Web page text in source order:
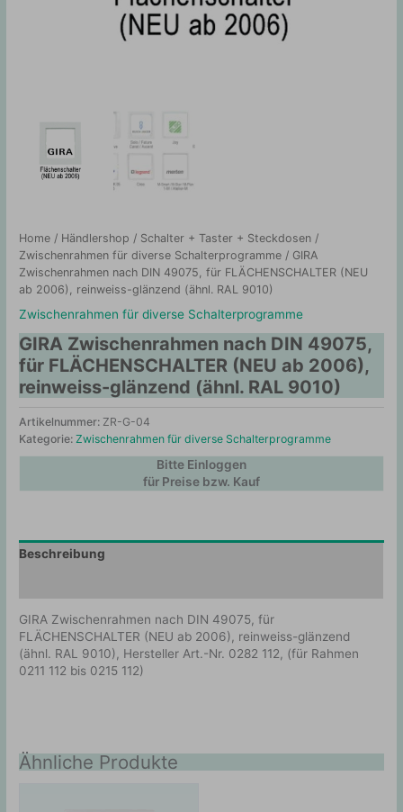
Home / Händlershop / Schalter + Taster + Steckdosen /
Zwischenrahmen für diverse Schalterprogramme / GIRA
Zwischenrahmen nach DIN 49075, für FLÄCHENSCHALTER (NEU
ab 2006), reinweiss-glänzend (ähnl. RAL 9010)
Zwischenrahmen für diverse Schalterprogramme
GIRA Zwischenrahmen nach DIN 49075,
für FLÄCHENSCHALTER (NEU ab 2006),
reinweiss-glänzend (ähnl. RAL 9010)
Artikelnummer: ZR-G-04
Kategorie:Zwischenrahmen für diverse Schalterprogramme
Bitte Einloggen
für Preise bzw. Kauf
Beschreibung
GIRA Zwischenrahmen nach DIN 49075, für
FLÄCHENSCHALTER (NEU ab 2006), reinweiss-glänzend
(ähnl. RAL 9010), Hersteller Art.-Nr. 0282 112, (für Rahmen
0211 112 bis 0215 112)
Ähnliche Produkte